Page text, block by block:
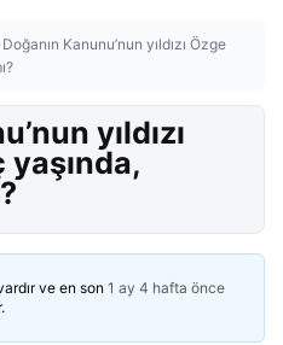
Doğanın Kanunu’nun yıldızı Özge
yıldızı
yaşında,
ve en son 1 ay 4 hafta önce